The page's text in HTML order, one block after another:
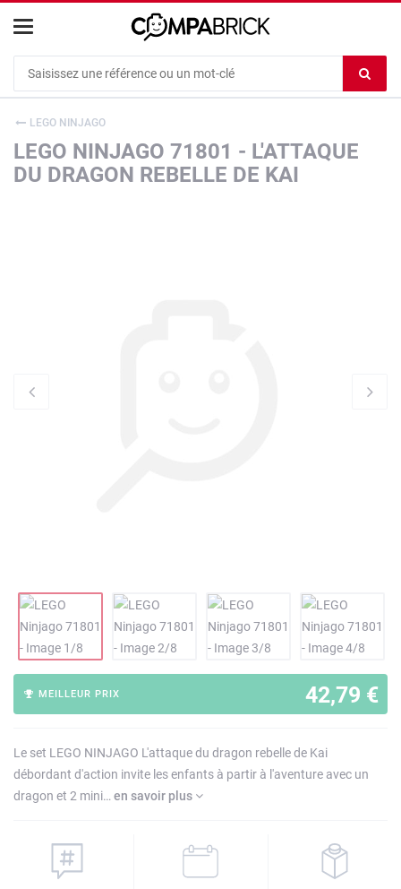
le
LEGO NINJAGO
LEGO NINJAGO 71801 - L'ATTAQUE
DU DRAGON REBELLE DE KAI
42,79 €
MEILLEUR PRIX
Le set LEGO NINJAGO L'attaque du dragon rebelle de Kai
débordant d'action invite les enfants à partir à l'aventure avec un
dragon et 2 mini… en savoir plus
Cookies management panel